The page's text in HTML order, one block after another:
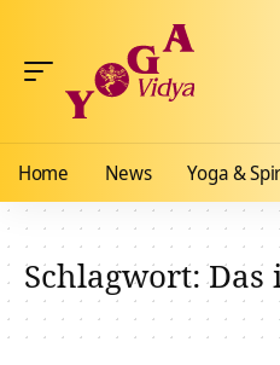
Home News Yoga &
Schlagwort:Das